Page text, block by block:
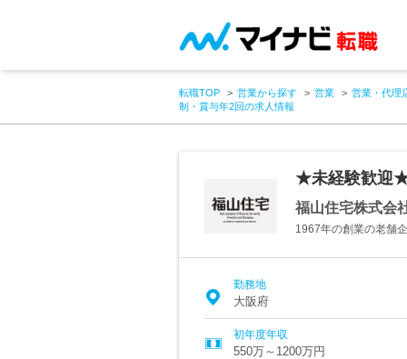
転職TOP 営業から探す 営業
営業・代理
制・賞与年2回の求人情報
★未経験歓迎★
福山住宅株式会
1967年の創業の老舗
勤務地
大阪府
初年度年収
550万～1200万円